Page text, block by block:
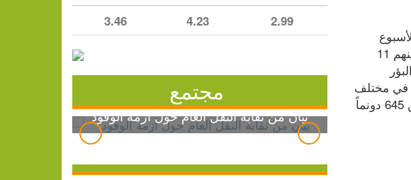
المحافظات، بالتزامن مع تنفيذ 4 عمليات هدم طالت 8 منشآت فلسطينية، والاستيلاء على أكثر من 645 دونماً
2.99
4.23
3.46
مجتمع
بيان من نقابة النقل العام حول أزمة الوقود